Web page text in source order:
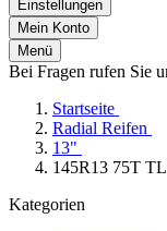
Einstellungen
Mein Konto
Menü
Bei Fragen rufen Sie
Startseite
Radial Reifen
13"
145R13 75T
Kategorien